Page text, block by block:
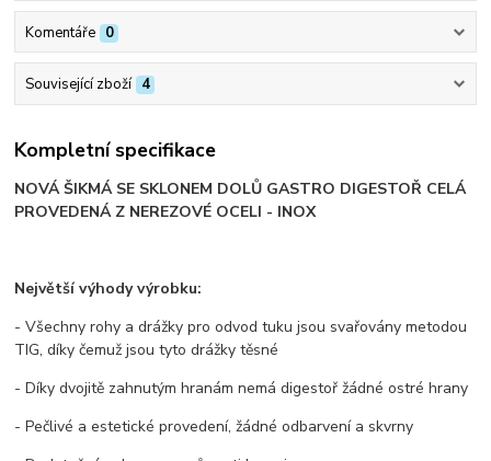
Komentáře 0
Související zboží 4
Kompletní specifikace
NOVÁ ŠIKMÁ SE SKLONEM DOLŮ GASTRO DIGESTOŘ CELÁ
PROVEDENÁ Z NEREZOVÉ OCELI - INOX
Největší výhody výrobku:
- Všechny rohy a drážky pro odvod tuku jsou svařovány metodou
TIG, díky čemuž jsou tyto drážky těsné
- Díky dvojitě zahnutým hranám nemá digestoř žádné ostré hrany
- Pečlivé a estetické provedení, žádné odbarvení a skvrny